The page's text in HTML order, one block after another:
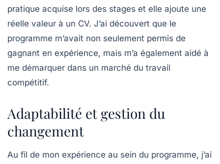
pratique acquise lors des stages et elle ajoute une
réelle valeur à un CV. J’ai découvert que le
programme m’avait non seulement permis de
gagnant en expérience, mais m’a également aidé à
me démarquer dans un marché du travail
compétitif.
Adaptabilité et gestion du
changement
Au fil de mon expérience au sein du programme, j’ai